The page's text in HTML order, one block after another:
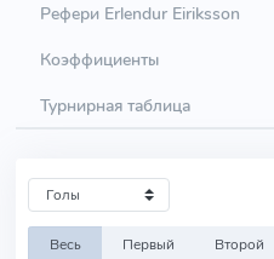
Рефери Erlendur Eiriksson
Коэффициенты
Турнирная таблица
Весь
Первый
Второй